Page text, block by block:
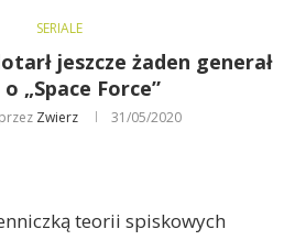
SERIALE
jeszcze żaden generał
„Space Force”
Zwierz 31/05/2020
teorii spiskowych